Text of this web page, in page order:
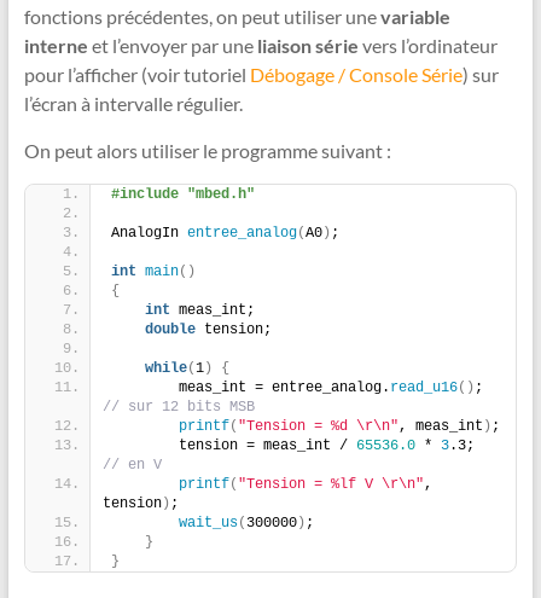
fonctions précédentes, on peut utiliser unevariable
interne et l’envoyer par une liaison série vers l’ordinateur
pour l’afficher (voir tutoriel Débogage / Console Série) sur
l’écran à intervalle régulier.
On peut alors utiliser le programme suivant :
#include "mbed.h"
AnalogIn entree_analog(A0) ;
int main()
{
int meas_int;
double tension;
while(1)
{
        meas_int = entree_analog.
read_u16()
// sur 12 bits MSB
printf( "Tension = %d \r\n", meas_int ) ;
        tension = meas_int /
65536.0 * 3
// en V
printf( "Tension = %lf V \r\n",
tension) ;
wait_us( 300000) ;
}
}